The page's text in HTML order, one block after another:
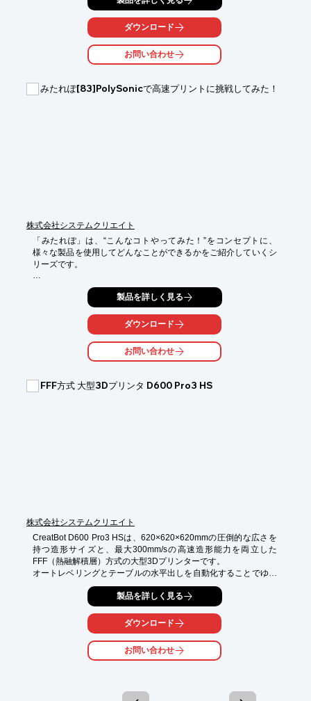
2つプリントヘッドが独立して稼働するIDEX方式を採用していま
す。1つだけの使用はもちろん、２つのヘッドを組み合わせて使
用することで、様々な造形が可能です。デュアルヘッドの対応材
料はペレットとフィラメントの2種類から選んで自由に組み合わ
せていただくことができます。
■位置決め精度の高い駆動部
位置決め精度が高く、低振動のステッピングモータとドライバを
PDFデータをご覧ください。
ダウンロード
お問い合わせ
みたれぽ[83]PolySonicで高速プリントに挑戦してみた！
株式会社システムクリエイト
「みたれぽ」は、“こんなコトやってみた！”をコンセプトに、
様々な製品を使用してどんなことができるかをご紹介していくシ
リーズです。
システムクリエイトが取り扱う幅広い製品ジャンルから、毎回ち
ょっとしたお役立ち情報をお届けします。
Vol.83では、新発売の”流動性の高い材料”「PolySonic PLA」を使
どれくらい造形速度を短縮できるのか検証してみました。
FFF方式3Dプリンタでは手軽に3D造形することができますが
製品を詳しく見る
ダウンロード
お問い合わせ
FFF方式 大型3Dプリンタ D600 Pro3 HS
株式会社システムクリエイト
CreatBot D600 Pro3 HSは、620×620×620mmの圧倒的な広さを
持つ造形サイズと、最大300mm/sの高速造形能力を両立した
FFF（熱融解積層）方式の大型3Dプリンターです。
オートレベリングとテーブルの水平出しを自動化することでゆる
ぎない一層目を構築しています。また、安定した温度管理システ
ム（ノズル：最大420℃/チャンバーヒータ：最大80℃/ビルドテー
ブル：最大100℃/庫内ヒータ：最大70℃）を搭載することで、材
料の変質を徹底して抑えています。
また、材料切れの場合、造形の中断をなくすために、自動でもう
一方のノズルへ即座に切り替える機能を搭載しています。そのた
め、夜間や休日でも安定した稼働を継続します。
製品を詳しく見る
ダウンロード
お問い合わせ